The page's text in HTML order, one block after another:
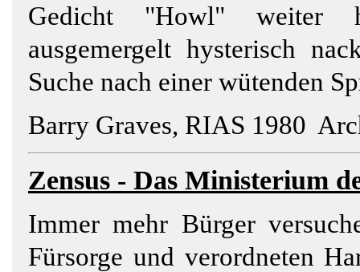
Gedicht "Howl" weiter
ausgemergelt hysterisch
Suche nach einer wütenden
Barry Graves, RIAS 1980
Zensus - Das Ministerium
Immer mehr Bürger
Fürsorge und verordneten